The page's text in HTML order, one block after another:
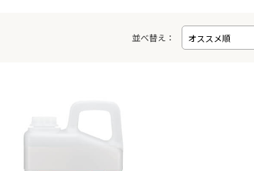
並べ替え：